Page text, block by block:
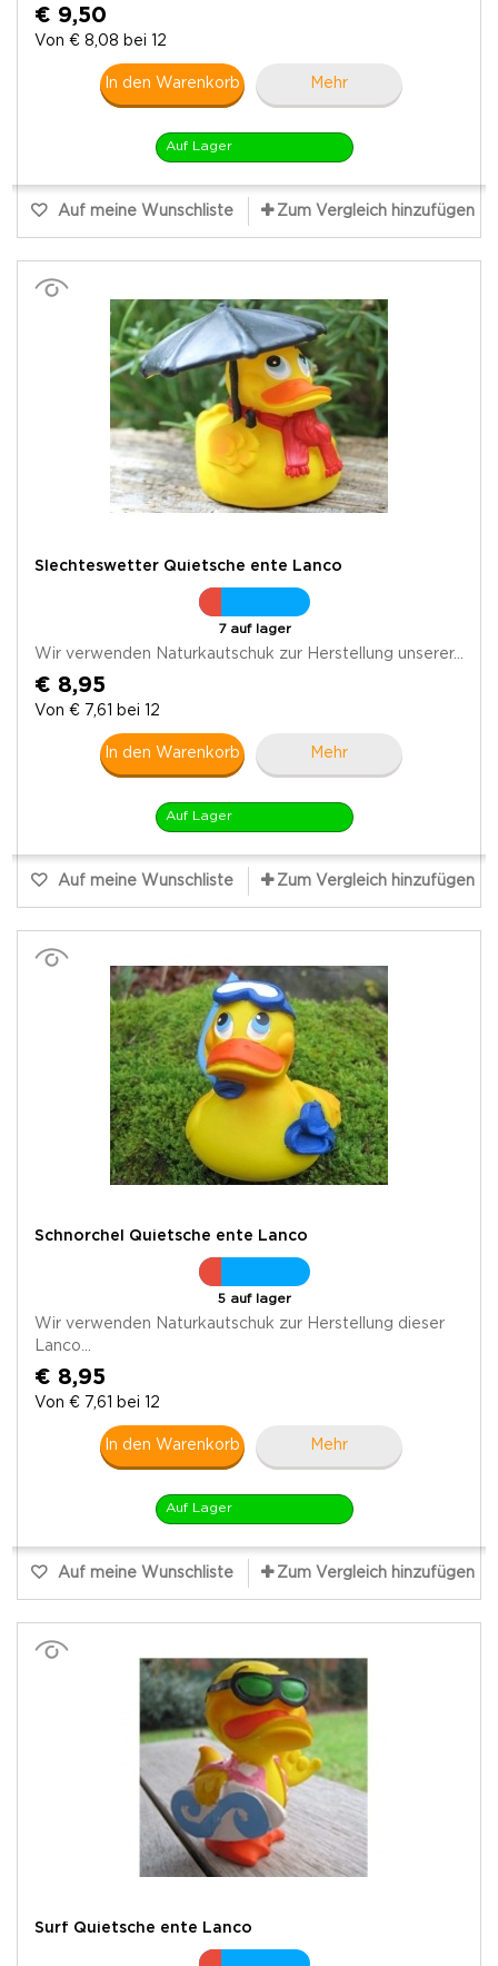
€ 9,50
Von € 8,08 bei 12
In den Warenkorb Mehr
Auf Lager
Auf meine Wunschliste Zum Vergleich hinzufügen
Slechteswetter Quietsche ente Lanco
7 auf lager
Wir verwenden Naturkautschuk zur Herstellung unserer...
€ 8,95
Von € 7,61 bei 12
In den Warenkorb Mehr
Auf Lager
Auf meine Wunschliste Zum Vergleich hinzufügen
Schnorchel Quietsche ente Lanco
5 auf lager
Wir verwenden Naturkautschuk zur Herstellung dieser
Lanco...
€ 8,95
Von € 7,61 bei 12
In den Warenkorb Mehr
Auf Lager
Auf meine Wunschliste Zum Vergleich hinzufügen
Surf Quietsche ente Lanco